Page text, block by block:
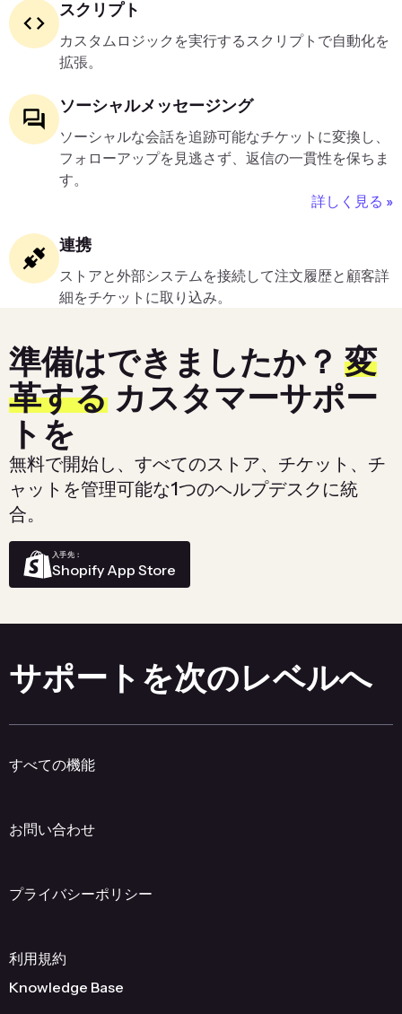
スクリプト
カスタムロジックを実行するスクリプトで自動化を
拡張。
ソーシャルメッセージング
ソーシャルな会話を追跡可能なチケットに変換し、
フォローアップを見逃さず、返信の一貫性を保ちま
す。
詳しく見る »
連携
ストアと外部システムを接続して注文履歴と顧客詳
細をチケットに取り込み。
準備はできましたか？ 変
革する カスタマーサポー
トを
無料で開始し、すべてのストア、チケット、チ
ャットを管理可能な1つのヘルプデスクに統
合。
入手先：
Shopify App Store
サポートを次のレベルへ
すべての機能
お問い合わせ
プライバシーポリシー
利用規約
Knowledge Base